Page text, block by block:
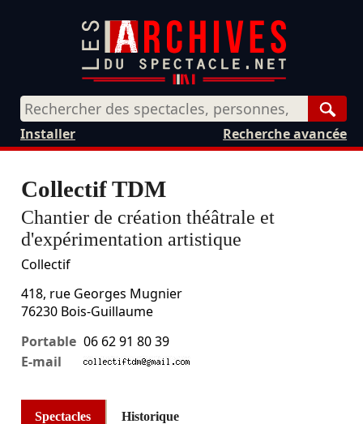
Recherche avancée
Installer
Collectif TDM
Chantier de création théâtrale et
d'expérimentation artistique
Collectif
418, rue Georges Mugnier
76230 Bois-Guillaume
Portable 06 62 91 80 39
E-mail
Spectacles Historique